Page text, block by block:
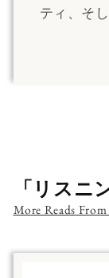
ティ、そ
「リスニ
More Reads